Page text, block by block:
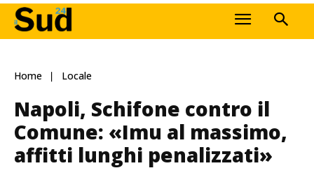
Home Locale
Napoli, Schifone contro il
Comune: «Imu al massimo,
affitti lunghi penalizzati»